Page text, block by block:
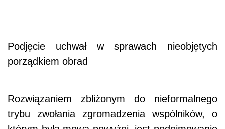
Podjęcie uchwał w sprawach nieobjętych
porządkiem obrad
Rozwiązaniem zbliżonym do nieformalnego
trybu zwołania zgromadzenia wspólników, o